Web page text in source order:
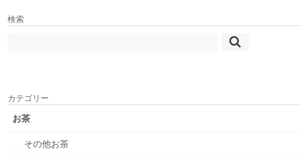
検索
カテゴリー
お茶
その他お茶